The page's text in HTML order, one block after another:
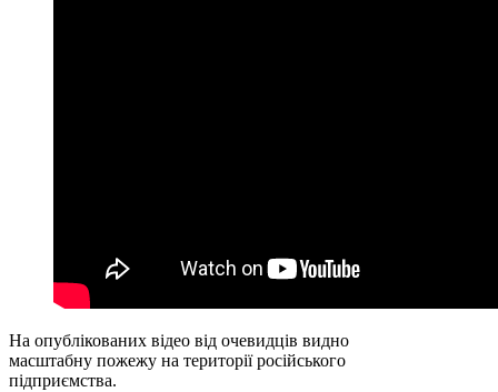
На опублікованих відео від очевидців видно
масштабну пожежу на території російського
підприємства.